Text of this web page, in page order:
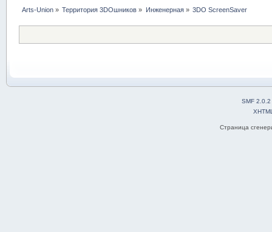
Arts-Union » Территория 3DOшников » Инженерная» 3DO ScreenSaver
SMF 2.0.2
Страница